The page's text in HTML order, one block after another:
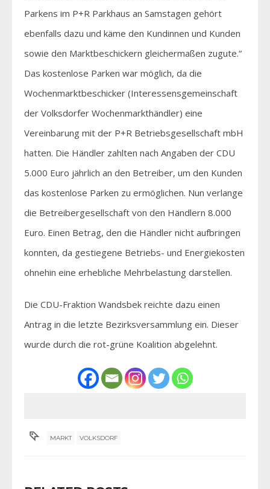
Parkens im P+R Parkhaus an Samstagen gehört
ebenfalls dazu und käme den Kundinnen und Kunden
sowie den Marktbeschickern gleichermaßen zugute.“
Das kostenlose Parken war möglich, da die
Wochenmarktbeschicker (Interessensgemeinschaft
der Volksdorfer Wochenmarkthändler) eine
Vereinbarung mit der P+R Betriebsgesellschaft mbH
hatten. Die Händler zahlten nach Angaben der CDU
5.000 Euro jährlich an den Betreiber, um den Kunden
das kostenlose Parken zu ermöglichen. Nun verlange
die Betreibergesellschaft von den Händlern 8.000
Euro. Einen Betrag, den die Händler nicht aufbringen
konnten, da gestiegene Betriebs- und Energiekosten
ohnehin eine erhebliche Mehrbelastung darstellen.
Die CDU-Fraktion Wandsbek reichte dazu einen
Antrag in die letzte Bezirksversammlung ein. Dieser
wurde durch die rot-grüne Koalition abgelehnt.
MARKT VOLKSDORF